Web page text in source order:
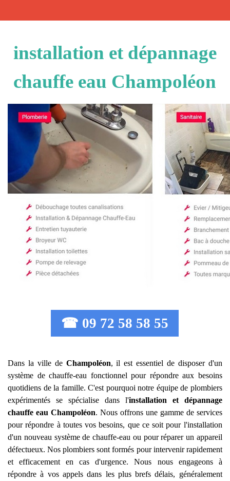
installation et dépannage
chauffe eau Champoléon
☎ 09 72 58 58 55
Dans la ville de Champoléon, il est essentiel de disposer d'un
système de chauffe-eau fonctionnel pour répondre aux besoins
quotidiens de la famille. C'est pourquoi notre équipe de plombiers
expérimentés se spécialise dans l'installation et dépannage
chauffe eau Champoléon. Nous offrons une gamme de services
pour répondre à toutes vos besoins, que ce soit pour l'installation
d'un nouveau système de chauffe-eau ou pour réparer un appareil
défectueux. Nos plombiers sont formés pour intervenir rapidement
et efficacement en cas d'urgence. Nous nous engageons à
répondre à vos appels dans les plus brefs délais, généralement